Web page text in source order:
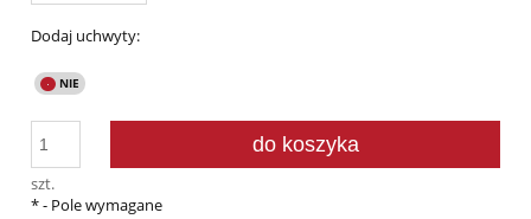
Dodaj uchwyty:
szt.
do koszyka
*- Pole wymagane